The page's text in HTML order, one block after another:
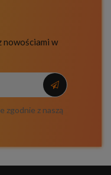
nowościami w
zgodnie z naszą